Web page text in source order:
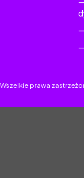
prawa